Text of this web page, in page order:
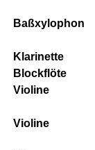
Baßxylophon
Klarinette
Blockflöte
Violine
Violine